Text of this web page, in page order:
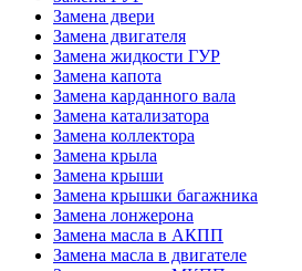
Замена двери
Замена двигателя
Замена жидкости ГУР
Замена капота
Замена карданного вала
Замена катализатора
Замена коллектора
Замена крыла
Замена крыши
Замена крышки багажника
Замена лонжерона
Замена масла в АКПП
Замена масла в двигателе